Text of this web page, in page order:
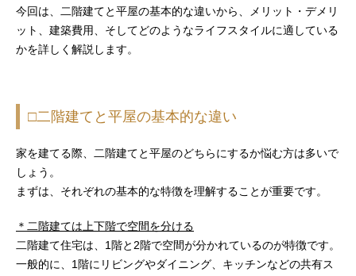
今回は、二階建てと平屋の基本的な違いから、メリット・デメリ
ット、建築費用、そしてどのようなライフスタイルに適している
かを詳しく解説します。
□二階建てと平屋の基本的な違い
家を建てる際、二階建てと平屋のどちらにするか悩む方は多いで
しょう。
まずは、それぞれの基本的な特徴を理解することが重要です。
＊二階建ては上下階で空間を分ける
二階建て住宅は、1階と2階で空間が分かれているのが特徴です。
一般的に、1階にリビングやダイニング、キッチンなどの共有ス